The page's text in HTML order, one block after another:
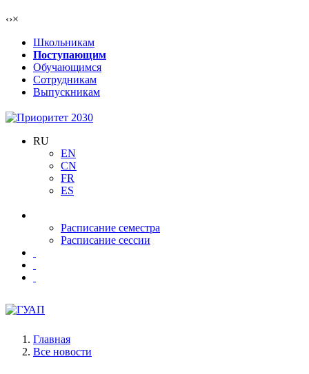
‹›×
Школьникам
Поступающим
Обучающимся
Сотрудникам
Выпускникам
RU
EN
CN
FR
ES
Расписание семестра
Расписание сессии
Главная
Все новости